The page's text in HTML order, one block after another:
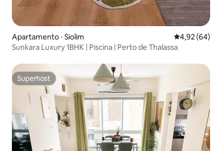
Apartamento ⋅ Siolim 4,92 de uma
4,92 (64)
Sunkara Luxury 1BHK | Piscina | Perto de Thalassa
Superhost
Superhost